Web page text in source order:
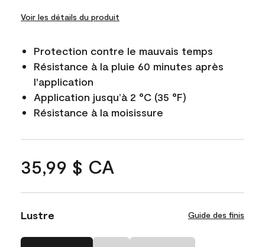
Voir les détails du produit
Protection contre le mauvais temps
Résistance à la pluie 60 minutes après
l'application
Application jusqu’à 2 °C (35 °F)
Résistance à la moisissure
35,99 $ CA
Lustre Guide des finis